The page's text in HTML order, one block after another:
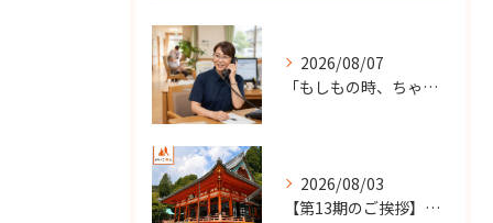
2026/08/07
「もしもの時、ちゃんと知らせてもらえる？」
2026/08/03
【第13期のご挨拶】感謝を力に、さらなる挑戦の一年へ